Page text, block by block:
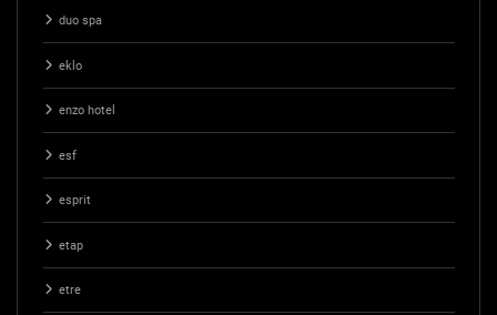
duo spa
eklo
enzo hotel
esf
esprit
etap
etre